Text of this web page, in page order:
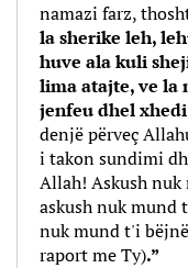
namazi farz,
la sherike leh,
huve ala kuli
lima atajte, ve la
jenfeu dhel
denjë përveç
i takon sundimi
Allah! Askush nuk
askush nuk mund
nuk mund t'i
raport me Ty).”